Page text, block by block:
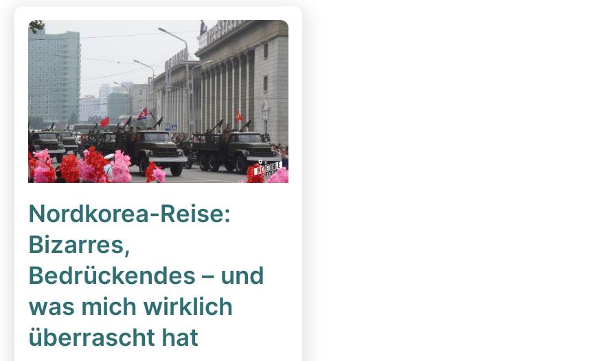
Nordkorea-Reise:
Bizarres,
Bedrückendes – und
was mich wirklich
überrascht hat